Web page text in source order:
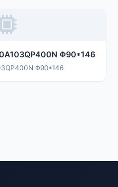
Φ90*146
Φ90*146